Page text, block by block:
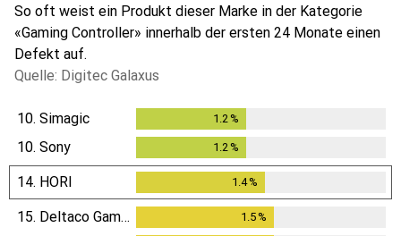
So oft weist ein Produkt dieser Marke in der Kategorie
«Gaming Controller» innerhalb der ersten 24 Monate einen
Defekt auf.
Quelle: Digitec Galaxus
10. Simagic 1.2 %
10. Sony 1.2 %
14. HORI 1.4%
15. Deltaco Gaming 1.5%